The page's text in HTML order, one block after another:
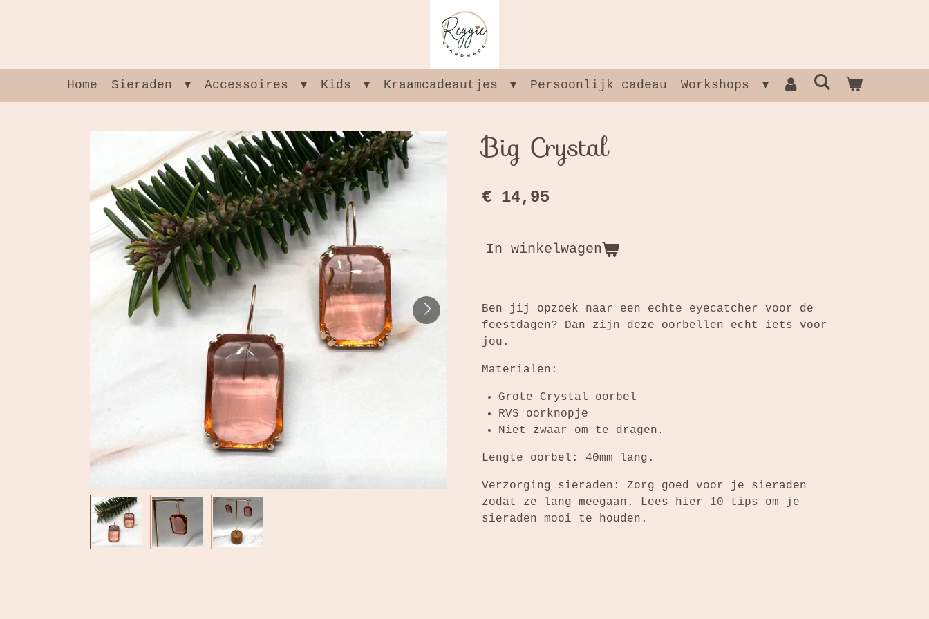
hoofdinhoudHome Sieraden Accessoires Kids Kraamcadeautjes Persoonlijk cadeau Workshops
Big Crystal
€ 14,95
In winkelwagen
Ben jij opzoek naar een echte eyecatcher voor de
feestdagen? Dan zijn deze oorbellen echt iets voor
jou.
Materialen:
Grote Crystal oorbel
RVS oorknopje
Niet zwaar om te dragen.
Lengte oorbel: 40mm lang.
Verzorging sieraden: Zorg goed voor je sieraden
zodat ze lang meegaan. Lees hier 10 tips om je
sieraden mooi te houden.